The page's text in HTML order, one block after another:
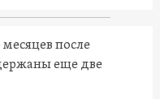
после
еще две